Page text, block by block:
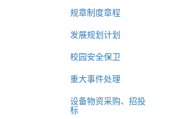
规章制度章程
发展规划计划
校园安全保卫
重大事件处理
设备物资采购、招投
标